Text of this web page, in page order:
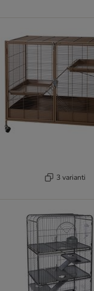
3 varianti